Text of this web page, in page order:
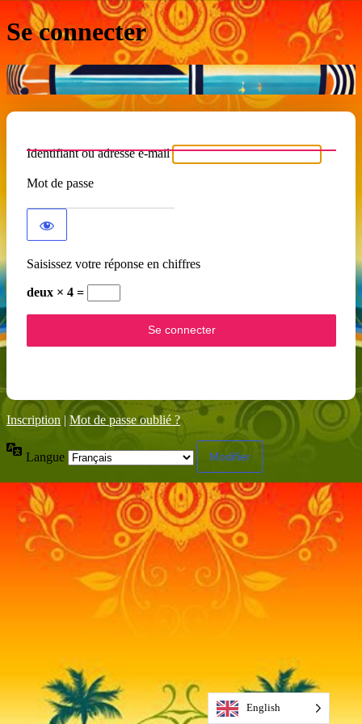
Se connecter
Identifiant ou adresse e-mail
Mot de passe
Saisissez votre réponse en chiffres
deux × 4 =
Inscription | Mot de passe oublié ?
Langue
English